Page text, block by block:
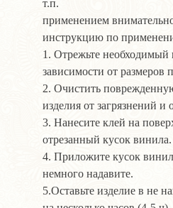
т.п.
применением
инструкцию по
1. Отрежьте необходимый
зависимости от размеров
2. Очистить
изделия от загрязнений и
3. Нанесите клей на
отрезанный кусок винила.
4. Приложите кусок
немного надавите.
5.Оставьте изделие в не